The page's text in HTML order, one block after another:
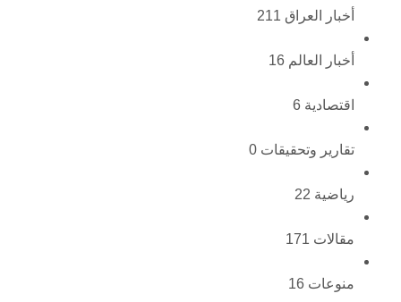
أخبار العراق 211
أخبار العالم 16
اقتصادية 6
تقارير وتحقيقات 0
رياضية 22
مقالات 171
منوعات 16